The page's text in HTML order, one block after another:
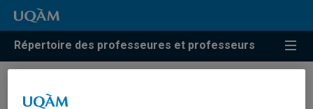
Répertoire des professeures et professeurs
Résultats de recherche pour